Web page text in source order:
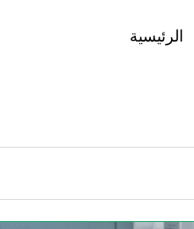
الرئيسية